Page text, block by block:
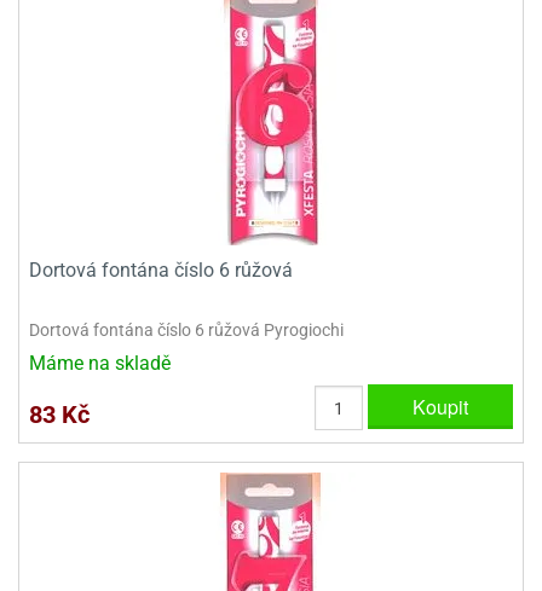
Dortová fontána číslo 6 růžová
Dortová fontána číslo 6 růžová Pyrogiochi
Máme na skladě
83 Kč Koupit